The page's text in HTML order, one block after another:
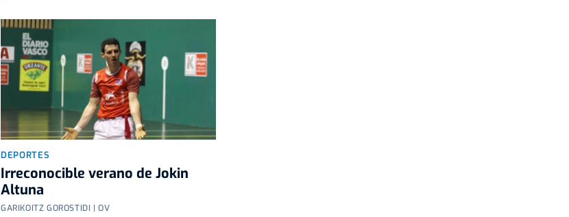
DEPORTES
Irreconocible verano de Jokin
Altuna
GARIKOITZ GOROSTIDI | OV